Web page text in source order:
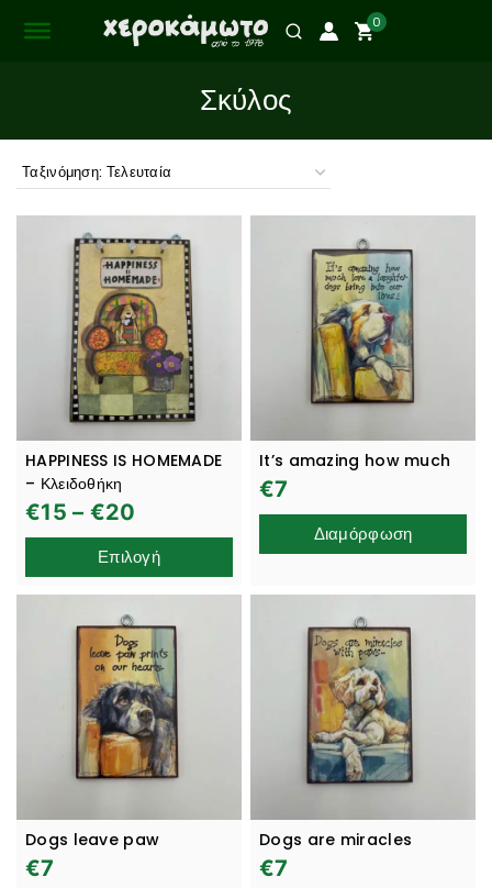
0
Σκύλος
HAPPINESS IS HOMEMADE
– Κλειδοθήκη
€15 – €20
Επιλογή
It’s amazing how much
€7
Διαμόρφωση
Dogs leave paw
€7
Dogs are miracles
€7